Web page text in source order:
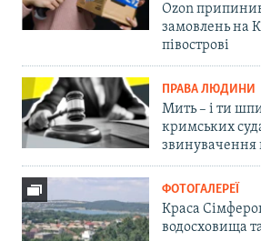
Ozon
замовлень на
півострові
ПРАВА ЛЮДИНИ
Мить – і ти
кримських
звинувачення
ФОТОГАЛЕРЕЇ
Краса
водосховища